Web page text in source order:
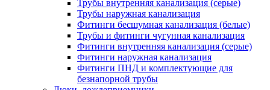
Трубы внутренняя канализация (серые)
Трубы наружная канализация
Фитинги бесшумная канализация (белые)
Трубы и фитинги чугунная канализация
Фитинги внутренняя канализация (серые)
Фитинги наружная канализация
Фитинги ПНД и комплектующие для
безнапорной трубы